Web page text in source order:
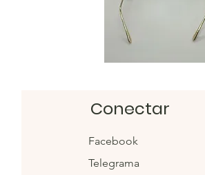
Conectar
Facebook
Telegrama